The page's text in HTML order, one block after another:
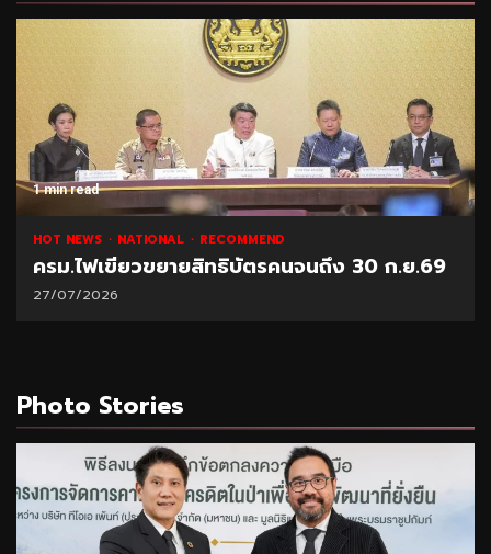
1 min read
HOT NEWS NATIONAL RECOMMEND
ครม.ไฟเขียวขยายสิทธิบัตรคนจนถึง 30 ก.ย.69
27/07/2026
Photo Stories